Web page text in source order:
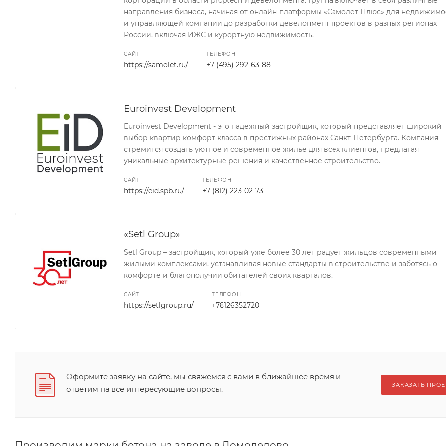
направления бизнеса, начиная от онлайн-платформы «Самолет Плюс» для
и управляющей компании до разработки девелопмент проектов в разных регионах
России, включая ИЖС и курортную недвижимость.
САЙТ
https://samolet.ru/
ТЕЛЕФОН
+7 (495) 292-63-88
Euroinvest Development
Euroinvest Development - это надежный застройщик, который представляет широкий
выбор квартир комфорт класса в престижных районах Санкт-Петербурга. Компания
стремится создать уютное и современное жилье для всех клиентов, предлагая
уникальные архитектурные решения и качественное строительство.
САЙТ
https://eid.spb.ru/
ТЕЛЕФОН
+7 (812) 223-02-73
«Setl Group»
Setl Group – застройщик, который уже более 30 лет радует жильцов современными
жилыми комплексами, устанавливая новые стандарты в строительстве и заботясь о
комфорте и благополучии обитателей своих кварталов.
САЙТ
https://setlgroup.ru/
ТЕЛЕФОН
+78126352720
Оформите заявку на сайте, мы свяжемся с вами в ближайшее время и
ответим на все интересующие вопросы.
ЗАКАЗАТЬ